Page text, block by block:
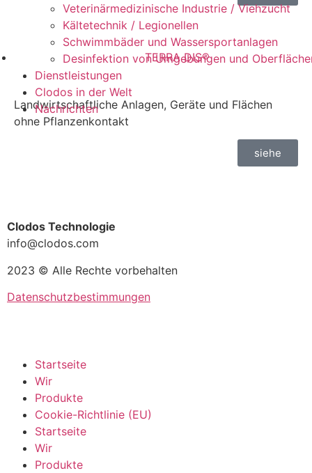
Veterinärmedizinische Industrie / Viehzucht
Kältetechnik / Legionellen
Schwimmbäder und Wassersportanlagen
Desinfektion von Umgebungen und
Dienstleistungen
Clodos in der Welt
Nachrichten
TERRA DIS®
Landwirtschaftliche Anlagen, Geräte und Flächen
ohne Pflanzenkontakt
siehe
Clodos Technologie
info@clodos.com
2023 © Alle Rechte vorbehalten
Datenschutzbestimmungen
Startseite
Wir
Produkte
Cookie-Richtlinie (EU)
Startseite
Wir
Produkte